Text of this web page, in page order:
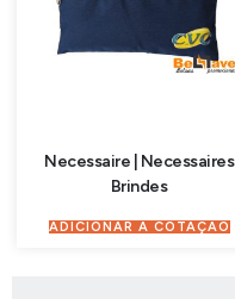
Necessaire | Necessaires
Brindes
ADICIONAR À COTAÇÃO